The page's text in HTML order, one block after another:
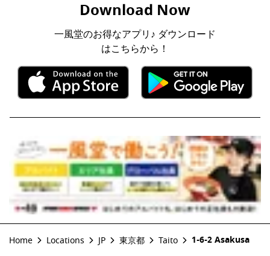
Download Now
一風堂のお得なアプリ♪ ダウンロード
はこちらから！
Home Locations JP 東京都 Taito 1-6-2 Asakusa